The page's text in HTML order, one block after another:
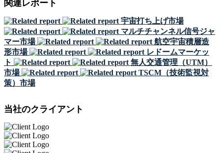
関連レポート
宇宙打ち上げ市場
マルチチャンネル信号ジャ
マー市場
航空宇宙積層造
形市場
レドームマーケッ
ト
無人交通管理（UTM）
市場
TSCM（技術監視対
策）市場
当社のクライアント